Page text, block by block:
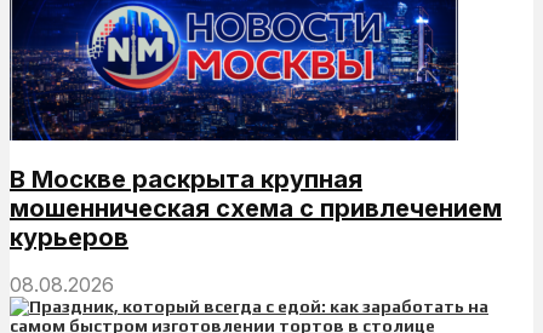
В Москве раскрыта крупная
мошенническая схема с привлечением
курьеров
08.08.2026